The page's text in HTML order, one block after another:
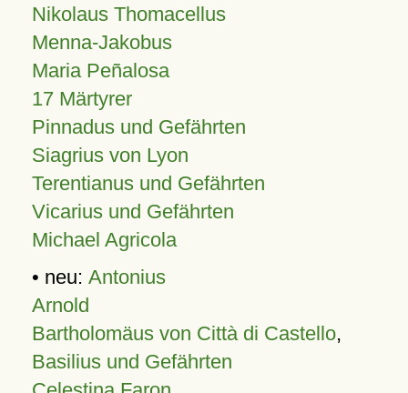
Nikolaus Thomacellus
Menna-Jakobus
Maria Peñalosa
17 Märtyrer
Pinnadus und Gefährten
Siagrius von Lyon
Terentianus und Gefährten
Vicarius und Gefährten
Michael Agricola
• neu: Antonius
Arnold
Bartholomäus von Città di Castello,
Basilius und Gefährten